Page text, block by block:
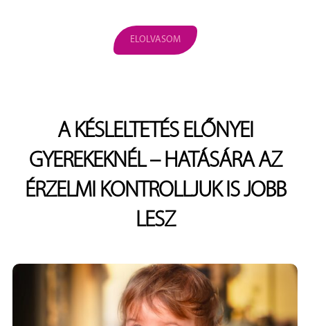
ELOLVASOM
A KÉSLELTETÉS ELŐNYEI
GYEREKEKNÉL – HATÁSÁRA AZ
ÉRZELMI KONTROLLJUK IS JOBB
LESZ